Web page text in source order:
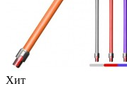
Хит